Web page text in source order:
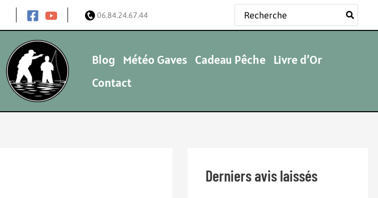
06.84.24.67.44
Rechercher:
Blog Météo Gaves Cadeau Pêche Livre d’Or
Contact
Derniers avis laissés